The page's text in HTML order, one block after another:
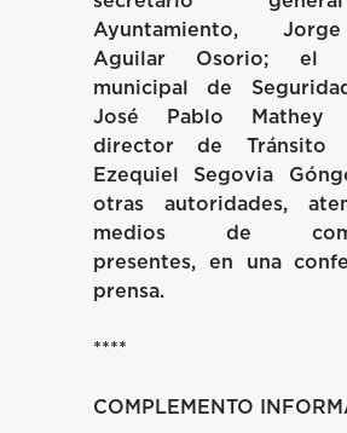
Ayuntamiento,
Aguilar Osorio; el
municipal de
José Pablo Mathey
director de Tránsito
Ezequiel Segovia
otras autoridades,
medios de
presentes, en una
prensa.
****
COMPLEMENTO